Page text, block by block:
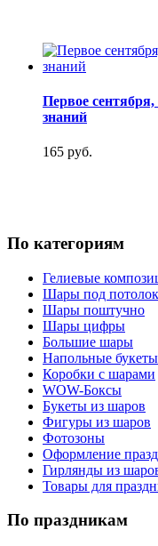
Первое
знаний
165 руб.
По категориям
Гелиевые
Шары под потолок
Шары поштучно
Шары цифры
Большие шары
Напольные букеты
Коробки с шарами
WOW-Боксы
Букеты из шаров
Фигуры из шаров
Фотозоны
Оформление
Гирлянды из
Товары для
По праздникам